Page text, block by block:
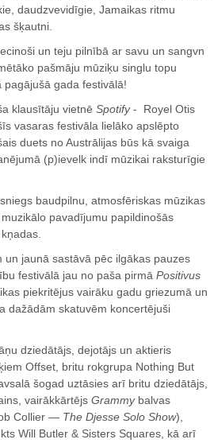
daudzvevidīgie, Jamaikas ritmu
šķautni.
un teju pilnībā ar savu un sangvn
pašmāju mūziķu singlu topu
gada festivālā!
klausītāju vietnē Spotify- Royel Otis
vasaras festivāla lielāko apslēpto
duets no Austrālijas būs kā svaiga
(p)ievelk indī mūzikai raksturīgie
baudpilnu, atmosfēriskas mūzikas
pavadījumu papildinošās
jaunā sastāvā pēc ilgākas pauzes
festivālā jau no paša pirmā Positivus
piekritējus vairāku gadu griezumā un
dažādām skatuvēm koncertējuši
dziedātājs, dejotājs un aktieris
Offset, britu rokgrupa Nothing But
šogad uztāsies arī britu dziedātājs,
vairākkārtējs Grammybalvas
Collier — The Djesse Solo Show),
Will Butler & Sisters Squares, kā arī